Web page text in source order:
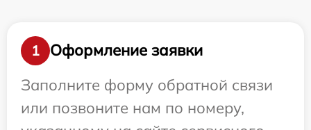
1
Оформление заявки
Заполните форму обратной связи
или позвоните нам по номеру,